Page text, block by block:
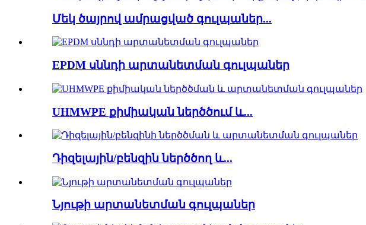
Մեկ ծայրով ամրացված գուլպաներ...
EPDM սննդի արտանետման գուլպաներ
UHMWPE քիմիական ներծծում և...
Դիզելային/բենզին ներծծող և...
Նյութի արտանետման գուլպաներ